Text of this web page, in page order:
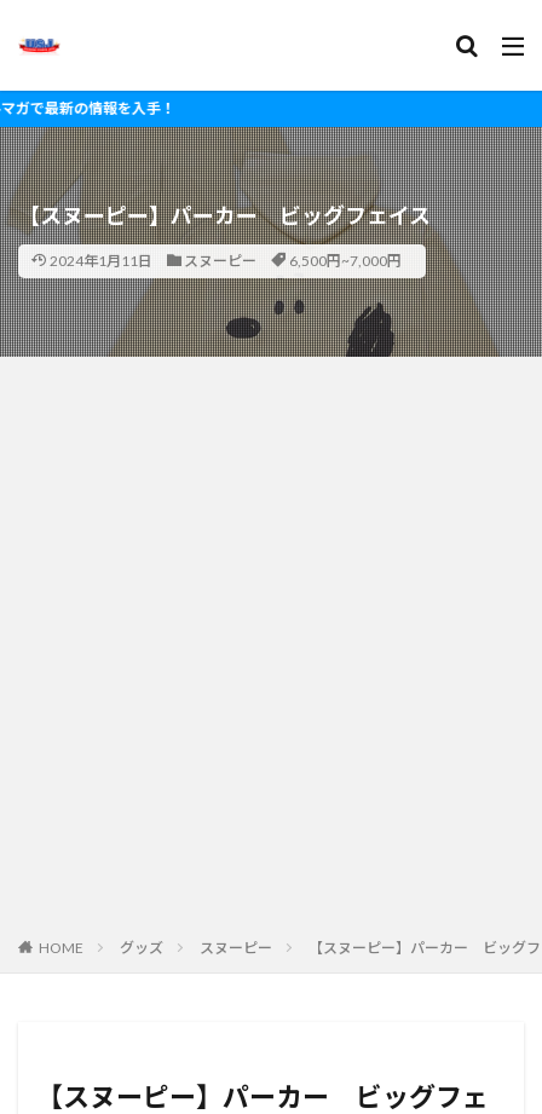
の情報を入手！
【スヌーピー】パーカー ビッグフェイス
2024年1月11日 スヌーピー 6,500円~7,000円
HOME グッズ スヌーピー 【スヌーピー】パーカー ビッグ
【スヌーピー】パーカー ビッグフェ